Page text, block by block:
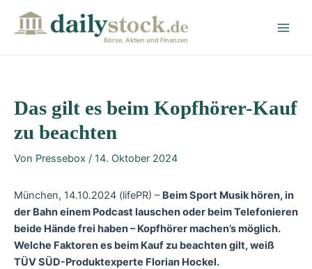
Börse, Aktien und Finanzen
Das gilt es beim Kopfhörer-Kauf
zu beachten
Von Pressebox / 14. Oktober 2024
München, 14.10.2024 (lifePR) – Beim Sport Musik hören, in
der Bahn einem Podcast lauschen oder beim Telefonieren
beide Hände frei haben – Kopfhörer machen’s möglich.
Welche Faktoren es beim Kauf zu beachten gilt, weiß
TÜV SÜD-Produktexperte Florian Hockel.